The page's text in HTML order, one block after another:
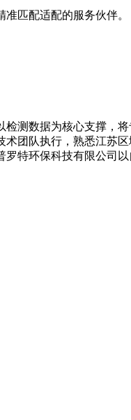
匹配适配的服务伙伴。
测数据为核心支撑，将
团队执行，熟悉江苏
特环保科技有限公司以